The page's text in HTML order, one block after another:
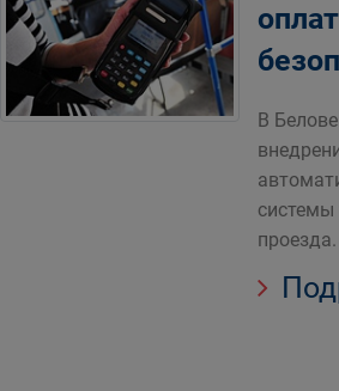
В
системы
проезда.